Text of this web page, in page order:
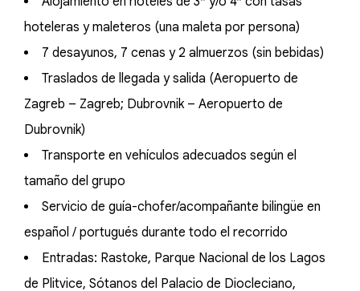
hoteleras y maleteros (una maleta por persona)
7 desayunos, 7 cenas y 2 almuerzos (sin bebidas)
Traslados de llegada y salida (Aeropuerto de
Zagreb – Zagreb; Dubrovnik – Aeropuerto de
Dubrovnik)
Transporte en vehículos adecuados según el
tamaño del grupo
Servicio de guía-chofer/acompañante bilingüe en
español / portugués durante todo el recorrido
Entradas: Rastoke, Parque Nacional de los Lagos
de Plitvice, Sótanos del Palacio de Diocleciano,